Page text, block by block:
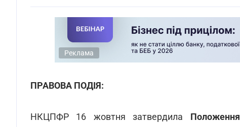
Реклама
ПРАВОВА ПОДІЯ:
НКЦПФР 16 жовтня затвердила Положення